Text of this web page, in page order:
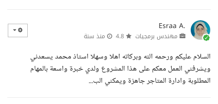
Esraa A.
مهندس برمجيات منذ سنة
السلام عليكم ورحمه الله وبركاته اهلا وسهلا استاذ محمد يسعدني
ويشرفني العمل معكم على هذا المشروع ولدي خبرة واسعة بالمهام
المطلوبة وادارة المتاجر جاهزة ويمكني الب...